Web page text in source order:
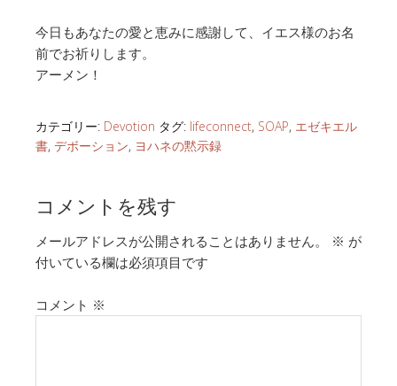
今日もあなたの愛と恵みに感謝して、イエス様のお名
前でお祈りします。
アーメン！
カテゴリー: Devotion タグ: lifeconnect, SOAP, エゼキエル
書, デボーション, ヨハネの黙示録
コメントを残す
メールアドレスが公開されることはありません。 ※ が
付いている欄は必須項目です
コメント ※